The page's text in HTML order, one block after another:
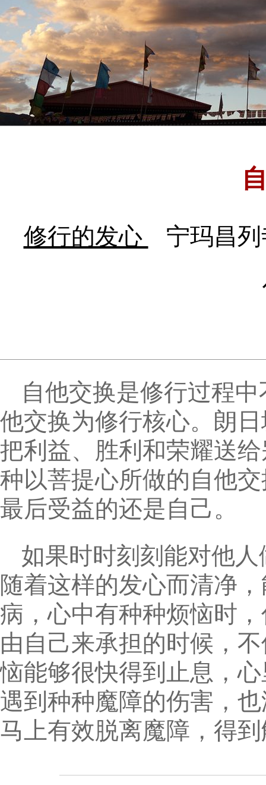
修行的发心
宁玛昌
自他交换是修行过程
他交换为修行核心。朗
把利益、胜利和荣耀送
种以菩提心所做的自他
最后受益的还是自己。
如果时时刻刻能对他
随着这样的发心而清净
病，心中有种种烦恼时
由自己来承担的时候，
恼能够很快得到止息，
遇到种种魔障的伤害，
马上有效脱离魔障，得